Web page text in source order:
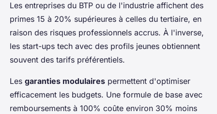
Les entreprises du BTP ou de l'industrie affichent des
primes 15 à 20% supérieures à celles du tertiaire, en
raison des risques professionnels accrus. À l'inverse,
les start-ups tech avec des profils jeunes obtiennent
souvent des tarifs préférentiels.
Les garanties modulaires permettent d'optimiser
efficacement les budgets. Une formule de base avec
remboursements à 100% coûte environ 30% moins